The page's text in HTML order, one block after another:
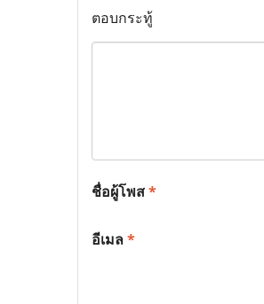
ตอบกระทู้
ชื่อผู้โพส*
อีเมล*